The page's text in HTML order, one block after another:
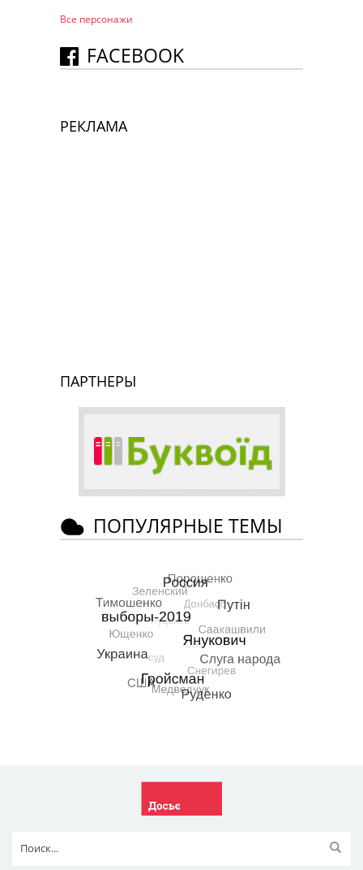
Все персонажи
FACEBOOK
РЕКЛАМА
ПАРТНЕРЫ
ПОПУЛЯРНЫЕ ТЕМЫ